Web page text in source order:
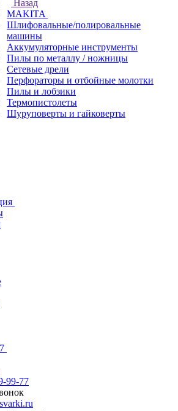
Назад
МAKITA
Шлифовальные/полировальные
машины
Аккумуляторные инструменты
Пилы по металлу / ножницы
Сетевые дрели
Перфораторы и отбойные молотки
Пилы и лобзики
Термопистолеты
Шуруповерты и гайковерты
99-77